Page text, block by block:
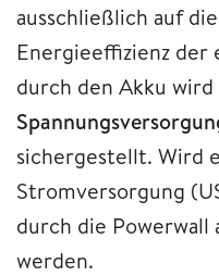
ausschließlich auf
Energieeffizienz der
durch den Akku wird
sichergestellt. Wird
Stromversorgung
durch die
werden.